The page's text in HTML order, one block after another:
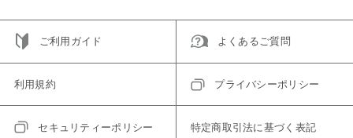
ご利用ガイド よくあるご質問
利用規約 プライバシーポリシー
セキュリティーポリシー 特定商取引法に基づく表記